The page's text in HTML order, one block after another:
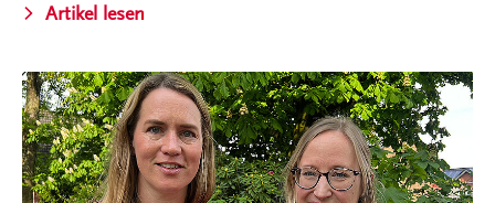
Artikel lesen